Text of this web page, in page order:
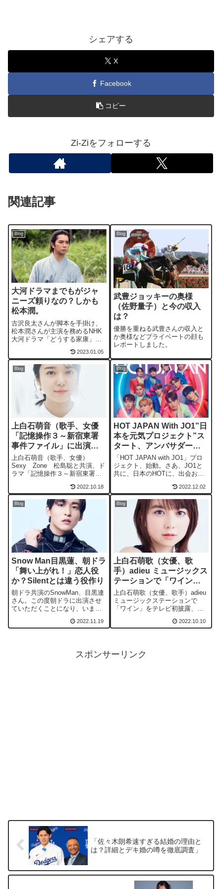
シェアする
X
Facebook
コピー
Zi-Ziをフォローする
関連記事
Blog
大河ドラマまでもがジャ
ニーズ頼りなの？しかも
松本潤。
古沢良太さんが脚本を手掛け、
松本潤さんが主演を務めるNHK
大河ドラマ「どうする家康」
ト！ 松本潤は家康を演じ切れ
るのか？
2023.01.05
Blog
武豊ジョッキーの奥様
（佐野量子）と今の収入
は？
優勝を重ねる武豊さんの収入と
か奥様などプライベートの顔も
レポートしました。
Blog
上白石萌音（歌手、女優
「記憶操作３～新宿東署
事件ファイル」に出演、
ミュージカル、ライブ
も。
上白石萌音（歌手、女優）
Sexy Zone 松島聡と共演、ド
ラマ「記憶操作３～新宿東署事
『ジェーン・エア』やライブも
ガンガンやってる。(DVD/Blu-
ray）発売、予約受付中、
2022.10.18
Blog
HOT JAPAN With JO1”日
本を元気プロジェクト”ス
タート、アンバサダーに
JO1が！
「HOT JAPAN with JO1」プロ
ジェクト、始動。さあ、JO1と
共に、日本のHOTに、出会お
白初出場も決めたJO1がアンバ
サダーとしてプロジェクトを引
っ張っていく。
2022.12.02
Blog
Snow Man目黒蓮、朝ドラ
「舞い上がれ！」恋人役
か？Silentとは違う役作り
朝ドラ共演のSnowMan、目黒連
さん。この度朝ドラに出演させ
ていただくことになり、いまだ
す。今までの僕とは違う見方で
てくださる方々に、少しでも楽
2022.11.19
Blog
上白石萌歌（女優、歌
手）adieu ミュージックス
テーションで「ワイン」
を初披露
上白石萌歌（女優、歌手）adieu
ミュージックステーションで
「ワイン」をテレビ初披露、フ
も出演。Amazon Original ドラ
2022.10.10
スポンサーリンク
「佐々木朗希速すぎる結婚の理由と
は？詳細とデキ婚の噂を徹底調査」